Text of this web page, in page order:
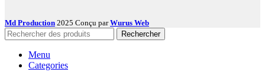
Md Production 2025 Conçu parWurus Web
Rechercher
Menu
Categories